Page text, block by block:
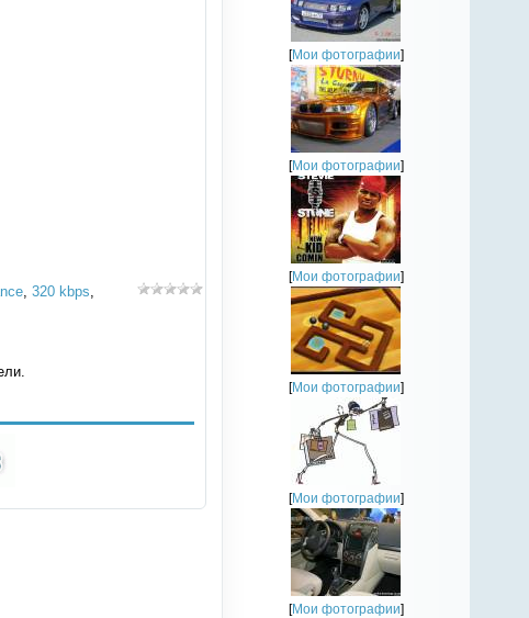
, 320 kbps,
[Мои фотографии]
[Мои фотографии]
[Мои фотографии]
[Мои фотографии]
[Мои фотографии]
[Мои фотографии]